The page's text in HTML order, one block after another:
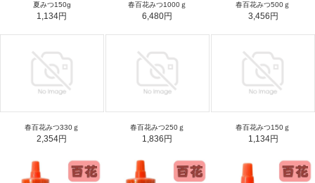
夏みつ150g
1,134円
春百花みつ1000ｇ
6,480円
春百花みつ500ｇ
3,456円
春百花みつ330ｇ
2,354円
春百花みつ250ｇ
1,836円
春百花みつ150ｇ
1,134円